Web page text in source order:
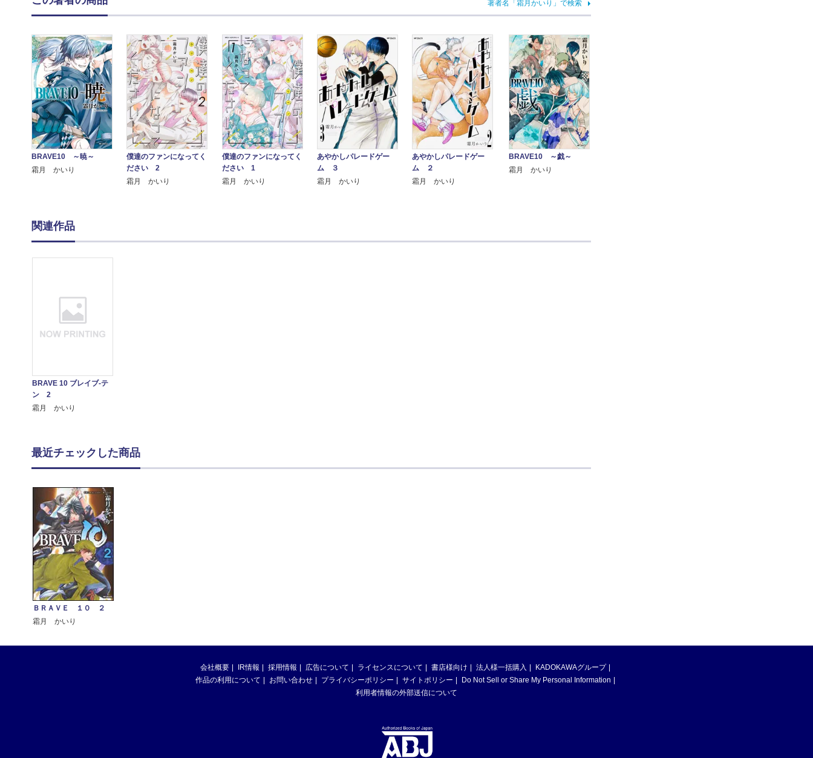
著者名「霜月かいり」で検索
BRAVE10 ～暁～
霜月 かいり
僕達のファンになってく
ださい 2
霜月 かいり
僕達のファンになってく
ださい 1
霜月 かいり
あやかしパレードゲー
ム ３
霜月 かいり
あやかしパレードゲー
ム ２
霜月 かいり
BRAVE10 ～戯～
霜月 かいり
関連作品
BRAVE 10 ブレイブ-テ
ン 2
霜月 かいり
最近チェックした商品
ＢＲＡＶＥ １０ ２
霜月 かいり
会社概要 IR情報 採用情報 広告について ライセンスについて 書店様向け 法人様一括購入
KADOKAWAグループ
作品の利用について
お問い合わせ プライバシーポリシー サイトポリシー
Do Not Sell or Share My Personal Information
利用者情報の外部送信について